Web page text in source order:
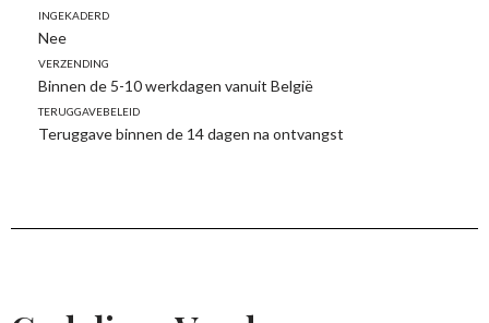
Ingekaderd
Nee
Verzending
Binnen de 5-10 werkdagen vanuit België
Teruggavebeleid
Teruggave binnen de 14 dagen na ontvangst